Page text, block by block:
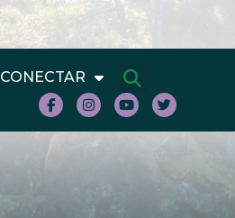
CONECTAR